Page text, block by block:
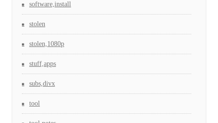
software,install
stolen
stolen,1080p
stuff,apps
subs,divx
tool